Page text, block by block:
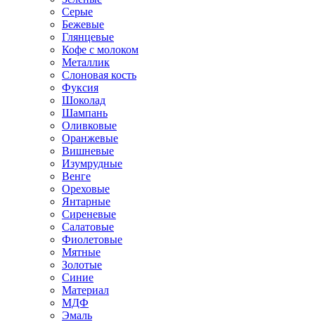
Серые
Бежевые
Глянцевые
Кофе с молоком
Металлик
Слоновая кость
Фуксия
Шоколад
Шампань
Оливковые
Оранжевые
Вишневые
Изумрудные
Венге
Ореховые
Янтарные
Сиреневые
Салатовые
Фиолетовые
Мятные
Золотые
Синие
Материал
МДФ
Эмаль